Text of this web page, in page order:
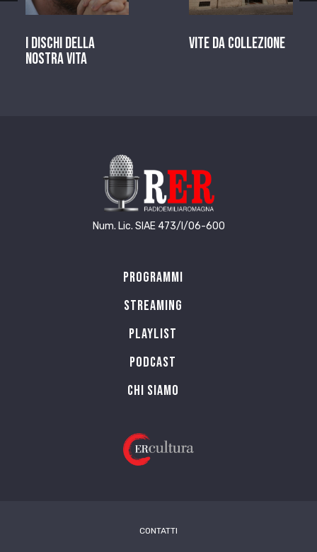
I dischi della
nostra vita
Vite da Collezione
Num. Lic. SIAE 473/I/06-600
Programmi
Streaming
Playlist
PODCAST
Chi siamo
CONTATTI